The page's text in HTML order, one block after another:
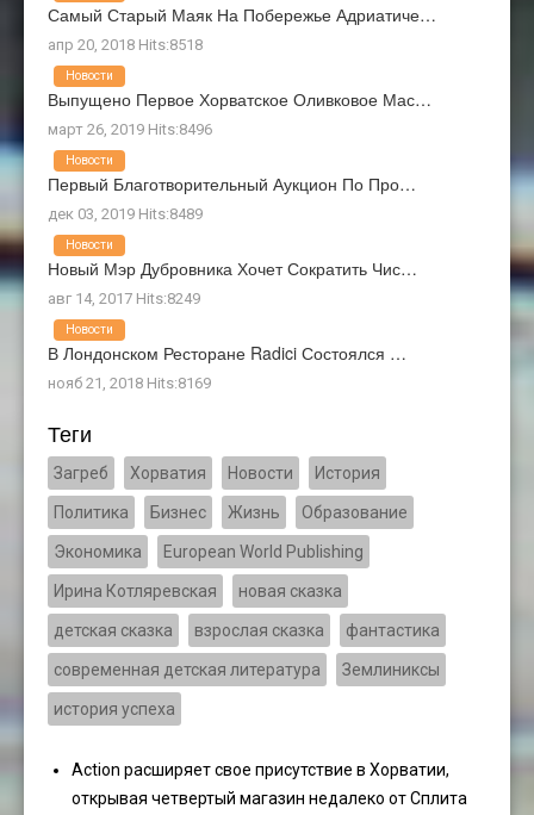
Самый Старый Маяк На Побережье Адриатиче…
апр 20, 2018 Hits:8518
Выпущено Первое Хорватское Оливковое Мас…
март 26, 2019 Hits:8496
Новости
Первый Благотворительный Аукцион По Про…
дек 03, 2019 Hits:8489
Новости
Новый Мэр Дубровника Хочет Сократить Чис…
авг 14, 2017 Hits:8249
Новости
В Лондонском Ресторане Radici Состоялся …
нояб 21, 2018 Hits:8169
Новости
Теги
Загреб Хорватия Новости История
Политика Бизнес Жизнь Образование
Экономика European World Publishing
Ирина Котляревская новая сказка
детская сказка взрослая сказка фантастика
современная детская литература Землиниксы
история успеха
Action расширяет свое присутствие в Хорватии,
открывая четвертый магазин недалеко от Сплита